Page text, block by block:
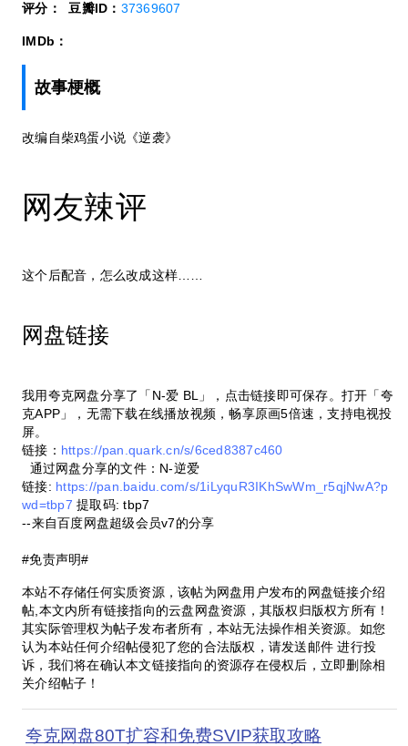
评分： 豆瓣ID： 37369607
IMDb：
故事梗概
改编自柴鸡蛋小说《逆袭》
网友辣评
这个后配音，怎么改成这样……
网盘链接
我用夸克网盘分享了「N-爱 BL」，点击链接即可保存。打开「夸
克APP」，无需下载在线播放视频，畅享原画5倍速，支持电视投
屏。
链接： https://pan.quark.cn/s/6ced8387c460
通过网盘分享的文件：N-逆爱
链接: https://pan.baidu.com/s/1iLyquR3IKhSwWm_r5qjNwA?p
wd=tbp7 提取码: tbp7
--来自百度网盘超级会员v7的分享
#免责声明#
本站不存储任何实质资源，该帖为网盘用户发布的网盘链接介绍
帖,本文内所有链接指向的云盘网盘资源，其版权归版权方所有！
其实际管理权为帖子发布者所有，本站无法操作相关资源。如您
认为本站任何介绍帖侵犯了您的合法版权，请发送邮件 进行投
诉，我们将在确认本文链接指向的资源存在侵权后，立即删除相
关介绍帖子！
夸克网盘80T扩容和免费SVIP获取攻略